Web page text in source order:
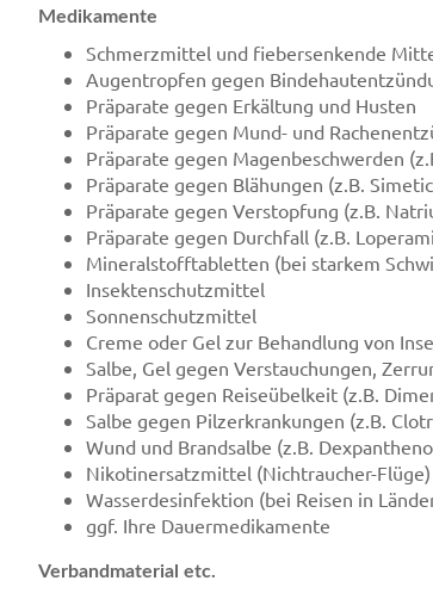
Medikamente
Schmerzmittel und fiebersenkende
Augentropfen gegen
Präparate gegen Erkältung und Husten
Präparate gegen Mund- und
Präparate gegen Magenbeschwerden
Präparate gegen Blähungen (z.B.
Präparate gegen Verstopfung (z.B.
Präparate gegen Durchfall (z.B.
Mineralstofftabletten (bei starkem
Insektenschutzmittel
Sonnenschutzmittel
Creme oder Gel zur Behandlung von
Salbe, Gel gegen Verstauchungen,
Präparat gegen Reiseübelkeit (z.B.
Salbe gegen Pilzerkrankungen (z.B.
Wund und Brandsalbe (z.B.
Nikotinersatzmittel (Nichtraucher-Flüge)
Wasserdesinfektion (bei Reisen in
ggf. Ihre Dauermedikamente
Verbandmaterial etc.